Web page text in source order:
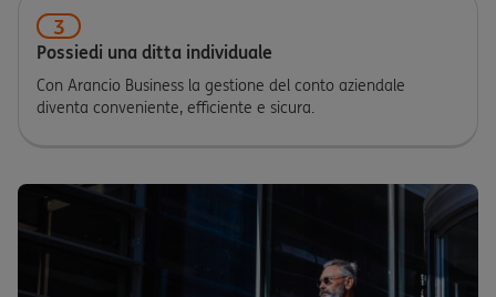
3
Possiedi una ditta individuale
Con Arancio Business la gestione del conto aziendale
diventa conveniente, efficiente e sicura.